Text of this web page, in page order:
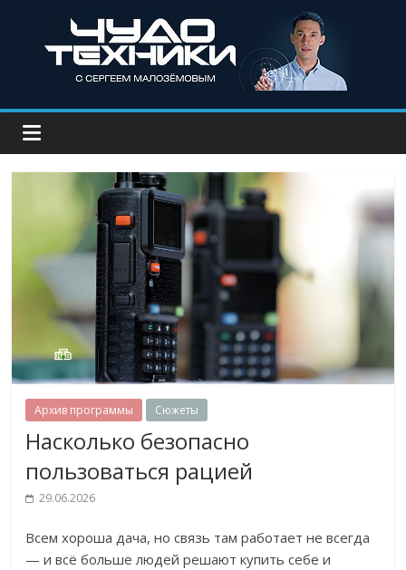
Архив программы Сюжеты
Насколько безопасно
пользоваться рацией
29.06.2026
Всем хороша дача, но связь там работает не всегда
— и всё больше людей решают купить себе и